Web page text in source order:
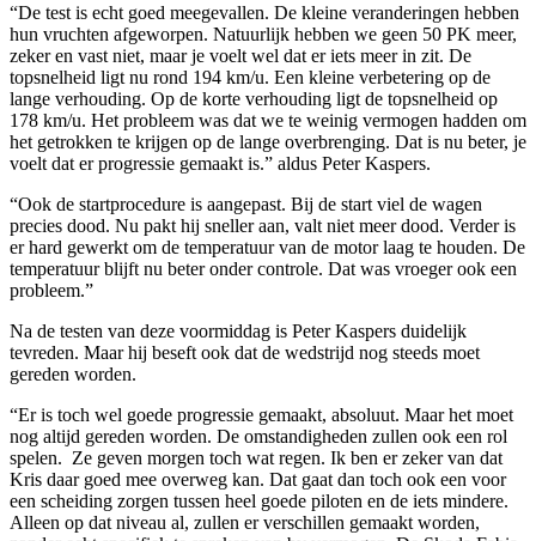
“De test is echt goed meegevallen. De kleine veranderingen hebben
hun vruchten afgeworpen. Natuurlijk hebben we geen 50 PK meer,
zeker en vast niet, maar je voelt wel dat er iets meer in zit. De
topsnelheid ligt nu rond 194 km/u. Een kleine verbetering op de
lange verhouding. Op de korte verhouding ligt de topsnelheid op
178 km/u. Het probleem was dat we te weinig vermogen hadden om
het getrokken te krijgen op de lange overbrenging. Dat is nu beter, je
voelt dat er progressie gemaakt is.” aldus Peter Kaspers.
“Ook de startprocedure is aangepast. Bij de start viel de wagen
precies dood. Nu pakt hij sneller aan, valt niet meer dood. Verder is
er hard gewerkt om de temperatuur van de motor laag te houden. De
temperatuur blijft nu beter onder controle. Dat was vroeger ook een
probleem.”
Na de testen van deze voormiddag is Peter Kaspers duidelijk
tevreden. Maar hij beseft ook dat de wedstrijd nog steeds moet
gereden worden.
“Er is toch wel goede progressie gemaakt, absoluut. Maar het moet
nog altijd gereden worden. De omstandigheden zullen ook een rol
spelen. Ze geven morgen toch wat regen. Ik ben er zeker van dat
Kris daar goed mee overweg kan. Dat gaat dan toch ook een voor
een scheiding zorgen tussen heel goede piloten en de iets mindere.
Alleen op dat niveau al, zullen er verschillen gemaakt worden,